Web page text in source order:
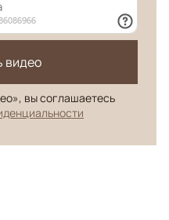
видео
вы соглашаетесь